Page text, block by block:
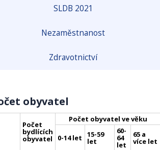
SLDB 2021
Nezaměstnanost
Zdravotnictví
obyvatel
Počet
bydlících
obyvatel
Počet obyvatel ve věku
0-14 let 15-59
let
60-
64
let
65 a
více let